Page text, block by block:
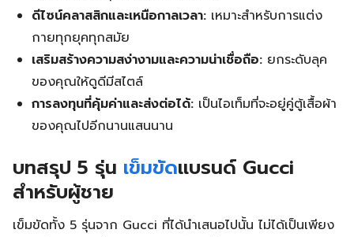
ดีไซน์คลาสสิกและเหนือกาลเวลา: เหมาะสำหรับการแต่ง
กายทุกยุคทุกสมัย
เสริมสร้างความสง่างามและความน่าเชื่อถือ: ยกระดับลุค
ของคุณให้ดูดีมีสไตล์
การลงทุนที่คุ้มค่าและส่งต่อได้: เป็นไอเท็มที่จะอยู่คู่ตู้เสื้อผ้า
ของคุณไปอีกนานแสนนาน
บทสรุป 5 รุ่น เข็มขัดแบรนด์ Gucci
สำหรับผู้ชาย
เข็มขัดทั้ง 5 รุ่นจาก Gucci ที่ได้นำเสนอไปนั้น ไม่ได้เป็นเพียง